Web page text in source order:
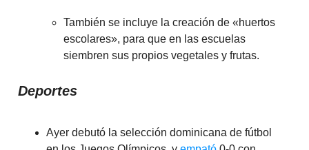
También se incluye la creación de «huertos
escolares», para que en las escuelas
siembren sus propios vegetales y frutas.
Deportes
Ayer debutó la selección dominicana de fútbol